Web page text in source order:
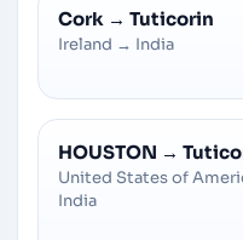
Cork → Tuticorin
Ireland → India
HOUSTON →
United States of
India